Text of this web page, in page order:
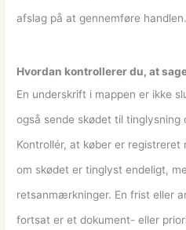
afslag på at gennemføre handlen.
Hvordan kontrollerer du, at
En underskrift i mappen er ikke
også sende skødet til tinglysning
Kontrollér, at køber er
om skødet er tinglyst endeligt,
retsanmærkninger. En frist eller
fortsat er et dokument- eller